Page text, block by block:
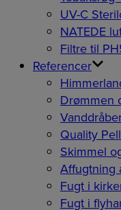
UV-C
NATEDE
Filtre til
Referencer
Drømmen
Quality
Skimmel
Affugtning
Fugt i
Fugt i